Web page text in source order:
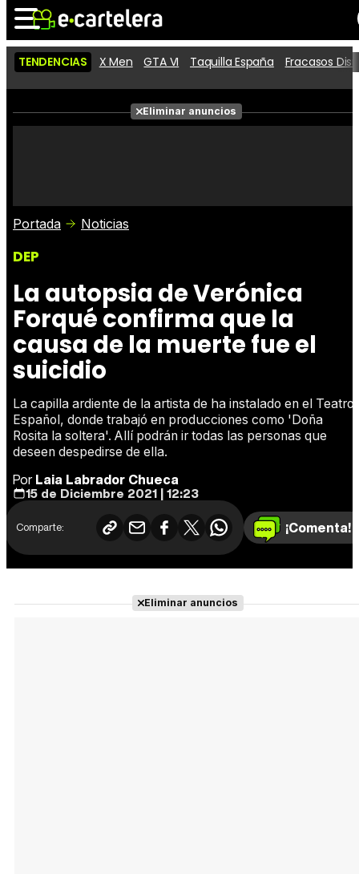
Noticias Cartelera
Películas
Críticas
TENDENCIAS X Men GTA VI Taquilla España Fracasos
Eliminar anuncios
Portada Noticias
DEP
La autopsia de Verónica
Forqué confirma que la
causa de la muerte fue el
suicidio
La capilla ardiente de la artista de ha instalado en el Teatro
Español, donde trabajó en producciones como 'Doña
Rosita la soltera'. Allí podrán ir todas las personas que
deseen despedirse de ella.
PorLaia Labrador Chueca
15 de Diciembre 2021 | 12:23
Comparte: ¡Comenta!
Eliminar anuncios